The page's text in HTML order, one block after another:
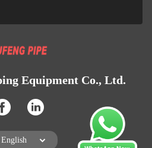
Equipment Co., Ltd.